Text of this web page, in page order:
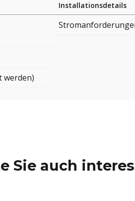
werden)
Installationsdetails
Sie auch